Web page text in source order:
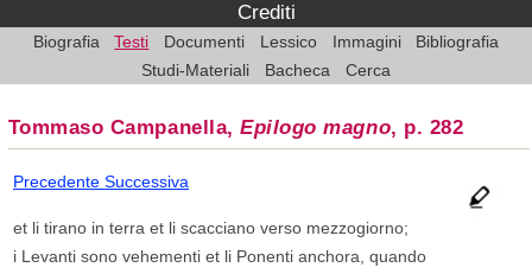
Crediti
Biografia Testi Documenti Lessico Immagini
Bibliografia
Studi-Materiali
Bacheca Cerca
Tommaso Campanella,Epilogo magno, p. 282
PrecedenteSuccessiva
et li tirano in terra et li scacciano verso mezzogiorno;
i Levanti sono vehementi et li Ponenti anchora, quando